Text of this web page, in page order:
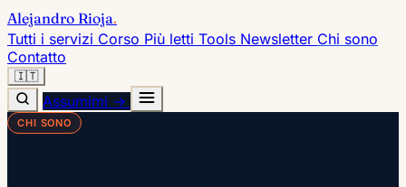
Alejandro Rioja.
Tutti i servizi Corso Più letti Tools Newsletter Chi sono
Contatto
🇮🇹
Assumimi →
CHI SONO